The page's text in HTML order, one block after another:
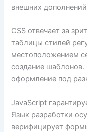
внешних
CSS отвечает за
таблицы стилей
местоположением
создание
оформление под
JavaScript
Язык разработки
верифицирует